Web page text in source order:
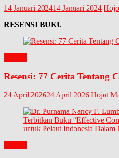
14 Januari 202414 Januari 2024
RESENSI BUKU
Resensi: 77 Cerita Tentang
24 April 202624 April 2026 Hojot